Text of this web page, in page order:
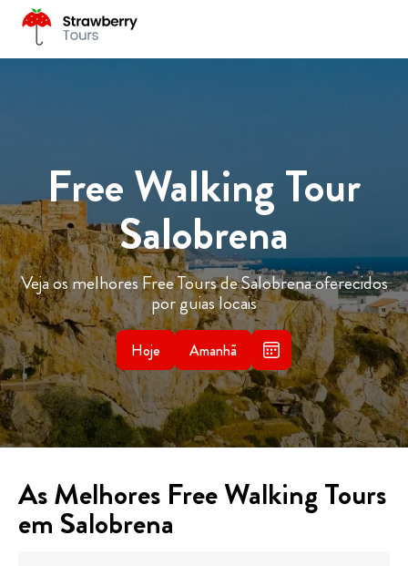
Free Walking Tour
Salobrena
Veja os melhores Free Tours de Salobrena oferecidos
por guias locais
Hoje Amanhã
As Melhores Free Walking Tours
em Salobrena